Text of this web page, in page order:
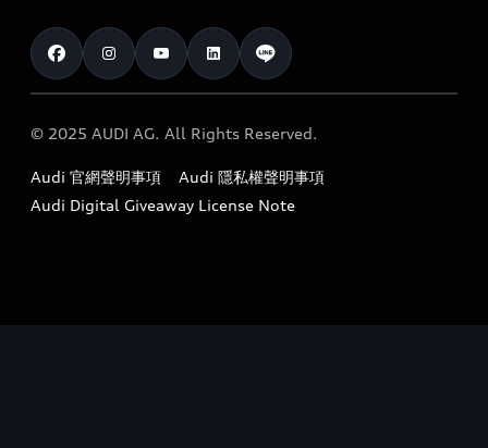
Audi 經銷商服務據點
myAudi TW app
定期保養
保固
召回案件查詢
訂閱電子報
與我聯繫
吹哨者制度
© 2025 AUDI AG. All Rights Reserved.
Audi 官網聲明事項
Audi 隱私權聲明事項
Audi Digital Giveaway License Note